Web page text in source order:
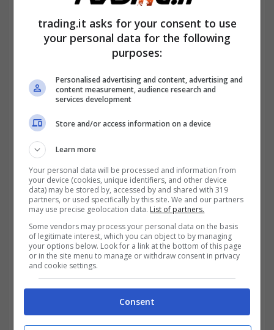
trading.it asks for your consent to use
your personal data for the following
purposes:
Personalised advertising and content, advertising and
content measurement, audience research and
services development
Store and/or access information on a device
Learn more
Your personal data will be processed and information from
your device (cookies, unique identifiers, and other device
data) may be stored by, accessed by and shared with 319
partners, or used specifically by this site. We and our partners
may use precise geolocation data. List of partners.
Some vendors may process your personal data on the basis
of legitimate interest, which you can object to by managing
your options below. Look for a link at the bottom of this page
or in the site menu to manage or withdraw consent in privacy
and cookie settings.
Consent